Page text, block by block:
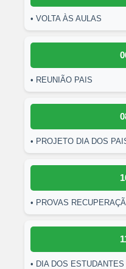
• VOLTA ÀS AULAS
• REUNIÃO PAIS
• PROJETO DIA DOS
• PROVAS
• DIA DOS ESTUDANTES